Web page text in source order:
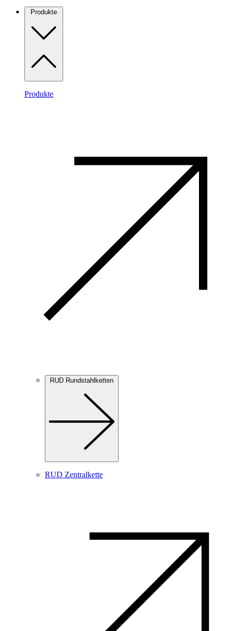
Produkte
Produkte
RUD Rundstahlketten
RUD Zentralkette